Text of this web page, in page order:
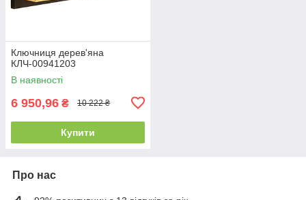
Ключниця дерев'яна
КЛЧ-00941203
В наявності
6 950,96 ₴ 10 222 ₴
Купити
Про нас